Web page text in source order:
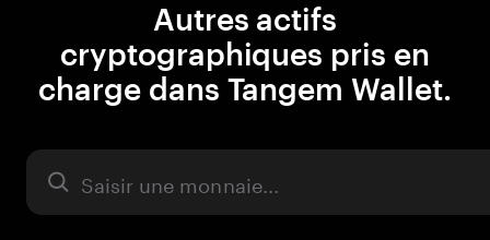
Autres actifs
cryptographiques pris en
charge dans Tangem Wallet.
Actifs